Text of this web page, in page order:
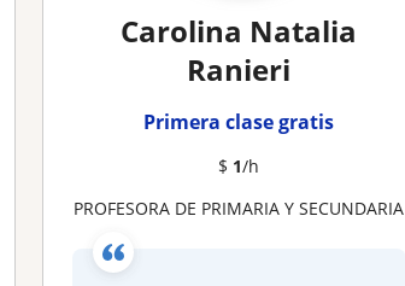
Carolina Natalia
Ranieri
Primera clase gratis
$ 1/h
PROFESORA DE PRIMARIA Y SECUNDARIA